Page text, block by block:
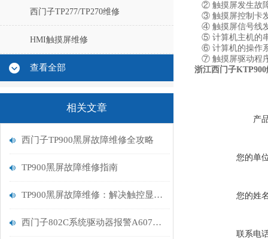
西门子TP277/TP270维修
HMI触摸屏维修
查看全部
相关文章
西门子TP900黑屏故障维修全攻略
TP900黑屏故障维修指南
TP900黑屏故障维修：解决触控显示设备的常见问题
西门子802C系统驱动器报警A607控制器坏维修解决
② 触摸屏发生
③ 触摸屏控制
④ 触摸屏信号
⑤ 计算机主机
⑥ 计算机的操
⑦ 触摸屏驱动程
浙江西门子
产
您的单
您的姓
联系电